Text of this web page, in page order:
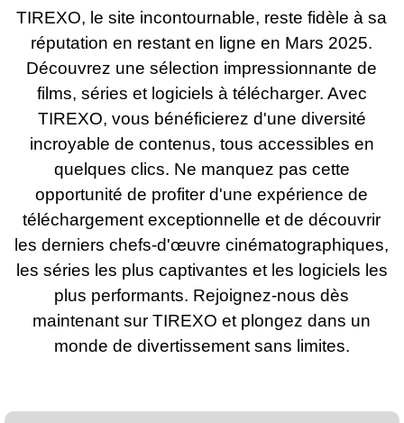
TIREXO, le site incontournable, reste fidèle à sa
réputation en restant en ligne en Mars 2025.
Découvrez une sélection impressionnante de
films, séries et logiciels à télécharger. Avec
TIREXO, vous bénéficierez d'une diversité
incroyable de contenus, tous accessibles en
quelques clics. Ne manquez pas cette
opportunité de profiter d'une expérience de
téléchargement exceptionnelle et de découvrir
les derniers chefs-d'œuvre cinématographiques,
les séries les plus captivantes et les logiciels les
plus performants. Rejoignez-nous dès
maintenant sur TIREXO et plongez dans un
monde de divertissement sans limites.